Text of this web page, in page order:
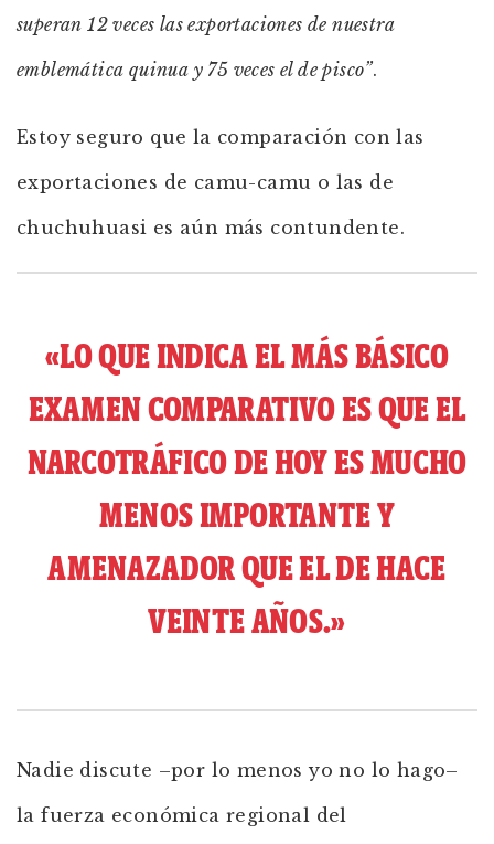
superan 12 veces las exportaciones de nuestra
emblemática quinua y 75 veces el de pisco”.
Estoy seguro que la comparación con las
exportaciones de camu-camu o las de
chuchuhuasi es aún más contundente.
«LO QUE INDICA EL MÁS BÁSICO
EXAMEN COMPARATIVO ES QUE EL
NARCOTRÁFICO DE HOY ES MUCHO
MENOS IMPORTANTE Y
AMENAZADOR QUE EL DE HACE
VEINTE AÑOS.»
Nadie discute –por lo menos yo no lo hago–
la fuerza económica regional del